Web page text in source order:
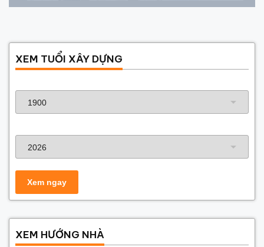
XEM TUỔI XÂY DỰNG
XEM HƯỚNG NHÀ